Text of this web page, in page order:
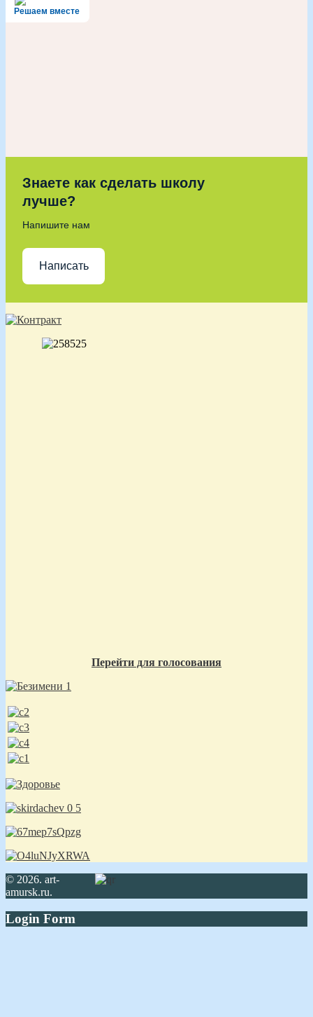
Решаем вместе
Знаете как сделать школу
лучше?
Напишите нам
Написать
Перейти для голосования
© 2026. art-
amursk.ru.
Login Form